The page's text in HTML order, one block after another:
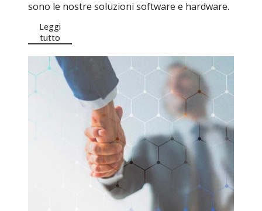
sono le nostre soluzioni software e hardware.
Leggi
tutto